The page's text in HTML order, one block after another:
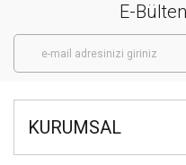
E-
KURUMSAL